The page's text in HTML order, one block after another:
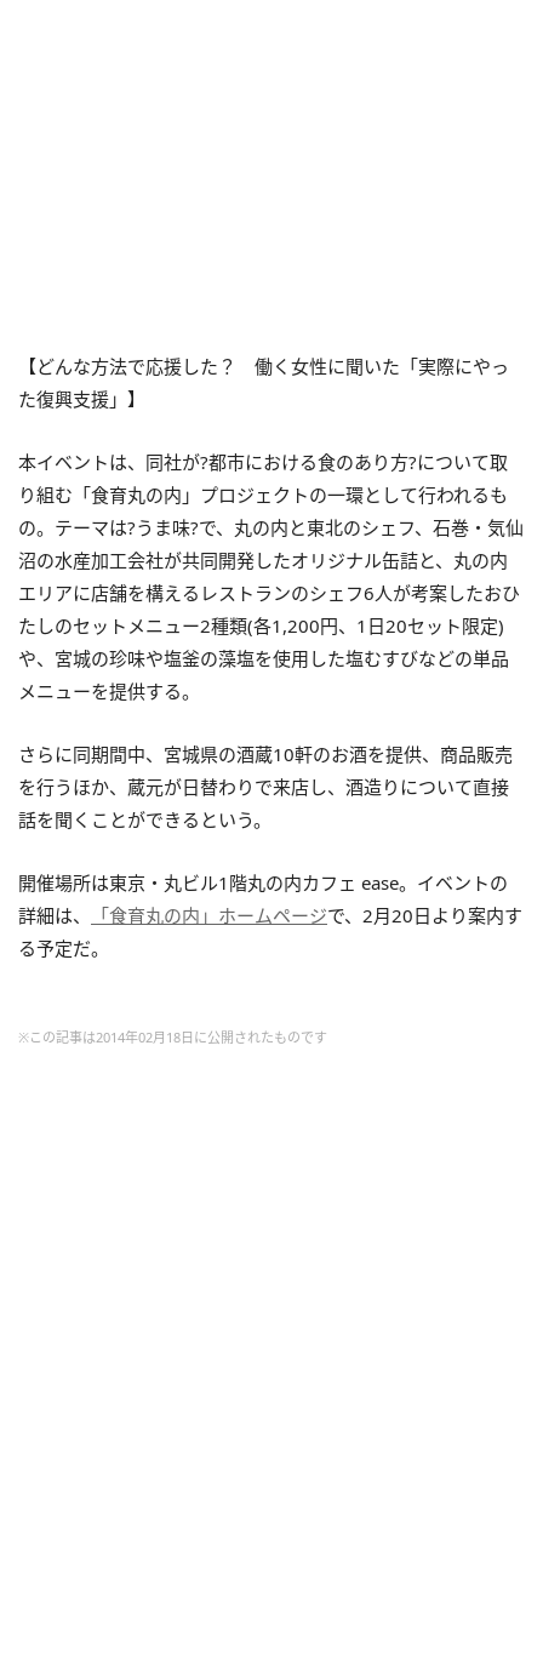
【どんな方法で応援した？ 働く女性に聞いた「実際にやっ
た復興支援」】
本イベントは、同社が?都市における食のあり方?について取
り組む「食育丸の内」プロジェクトの一環として行われるも
の。テーマは?うま味?で、丸の内と東北のシェフ、石巻・気仙
沼の水産加工会社が共同開発したオリジナル缶詰と、丸の内
エリアに店舗を構えるレストランのシェフ6人が考案したおひ
たしのセットメニュー2種類(各1,200円、1日20セット限定)
や、宮城の珍味や塩釜の藻塩を使用した塩むすびなどの単品
メニューを提供する。
さらに同期間中、宮城県の酒蔵10軒のお酒を提供、商品販売
を行うほか、蔵元が日替わりで来店し、酒造りについて直接
話を聞くことができるという。
開催場所は東京・丸ビル1階丸の内カフェ ease。イベントの
詳細は、
「食育丸の内」ホームページで、2月20日より案内す
る予定だ。
※この記事は2014年02月18日に公開されたものです